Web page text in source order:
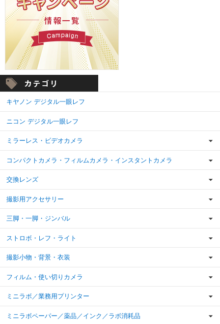
キヤノン デジタル一眼レフ
ニコン デジタル一眼レフ
ミラーレス・ビデオカメラ
コンパクトカメラ・フィルムカメラ・インスタントカメラ
交換レンズ
撮影用アクセサリー
三脚・一脚・ジンバル
ストロボ・レフ・ライト
撮影小物・背景・衣装
フィルム・使い切りカメラ
ミニラボ／業務用プリンター
ミニラボペーパー／薬品／インク／ラボ消耗品